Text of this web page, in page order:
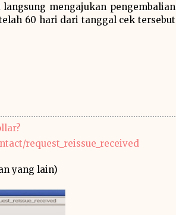
mengajukan pengembalian
60 hari dari tanggal cek tersebut
request_reissue_received
yang lain)